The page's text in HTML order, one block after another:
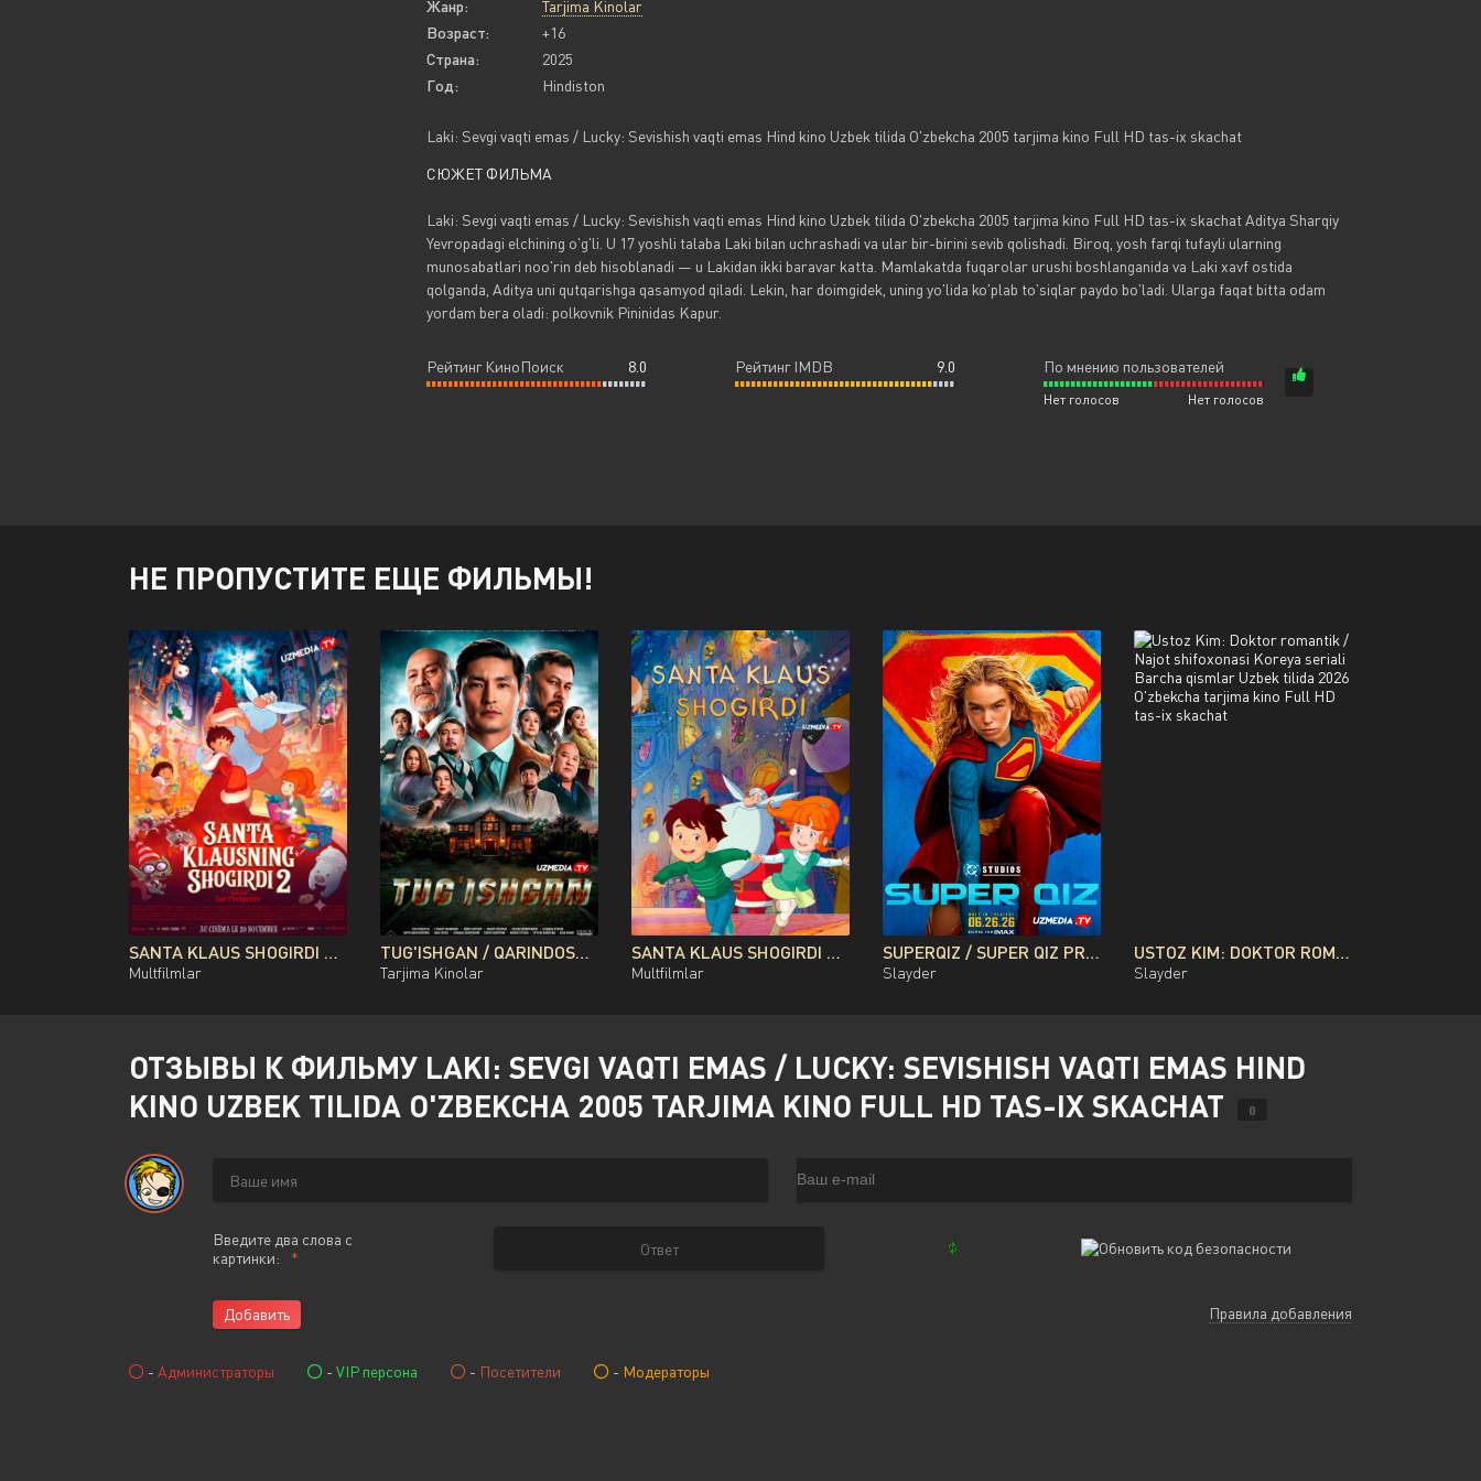
Жанр:
Tarjima Kinolar
Возраст:
+16
Страна:
2025
Год:
Hindiston
Laki: Sevgi vaqti emas / Lucky: Sevishish vaqti emas Hind kino Uzbek tilida O'zbekcha 2005 tarjima kino Full HD tas-ix skachat
СЮЖЕТ ФИЛЬМА
Laki: Sevgi vaqti emas / Lucky: Sevishish vaqti emas Hind kino Uzbek tilida O'zbekcha 2005 tarjima kino Full HD tas-ix skachat Aditya Sharqiy
Yevropadagi elchining o'g'li. U 17 yoshli talaba Laki bilan uchrashadi va ular bir-birini sevib qolishadi. Biroq, yosh farqi tufayli ularning
munosabatlari noo'rin deb hisoblanadi — u Lakidan ikki baravar katta. Mamlakatda fuqarolar urushi boshlanganida va Laki xavf ostida
qolganda, Aditya uni qutqarishga qasamyod qiladi. Lekin, har doimgidek, uning yo'lida ko'plab to'siqlar paydo bo'ladi. Ularga faqat bitta odam
yordam bera oladi: polkovnik Pininidas Kapur.
Рейтинг КиноПоиск 8.0 Рейтинг IMDB 9.0 По мнению пользователей
Нет голосов Нет голосов
НЕ ПРОПУСТИТЕ ЕЩЕ ФИЛЬМЫ!
SANTA KLAUS SHOGIRDI 2 MULTFILM UZBEK TILIDA O'ZBEKCHA 2013 TARJIMA KINO FULL HD TAS-IX SKACHAT
Multfilmlar
TUG'ISHGAN / QARINDOSH / QONDOSH / OG'AYNI QOZOG'ISTON FILMI UZBEK TILIDA O'ZBEKCHA 2026 TARJIMA KINO FULL HD TAS-IX SKACHAT
Tarjima Kinolar
SANTA KLAUS SHOGIRDI MULTFILM UZBEK TILIDA O'ZBEKCHA 2010 TARJIMA KINO FULL HD TAS-IX SKACHAT
Multfilmlar
SUPERQIZ / SUPER QIZ PREMYERA DC FILMI UZBEK TILIDA O'ZBEKCHA 2026 TARJIMA KINO FULL HD TAS-IX SKACHAT
Slayder
USTOZ KIM: DOKTOR ROMANTIK / NAJOT SHIFOXONASI KOREYA SERIALI BARCHA QISMLAR UZBEK TILIDA 2026 O'ZBEKCHA TARJIMA KINO FULL HD TAS-IX SKACHAT
Slayder
ОТЗЫВЫ К ФИЛЬМУ LAKI: SEVGI VAQTI EMAS / LUCKY: SEVISHISH VAQTI EMAS HIND
KINO UZBEK TILIDA O'ZBEKCHA 2005 TARJIMA KINO FULL HD TAS-IX SKACHAT
0
Введите два слова с
картинки:
Добавить Правила добавления
- Администраторы - VIP персона - Посетители - Модераторы